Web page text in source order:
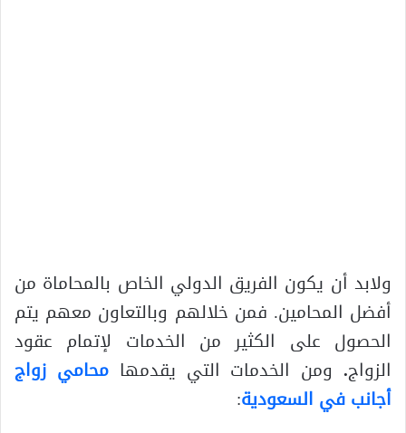
ولابد أن يكون الفريق الدولي الخاص بالمحاماة من
أفضل المحامين. فمن خلالهم وبالتعاون معهم يتم
الحصول على الكثير من الخدمات لإتمام عقود
الزواج.ومن الخدمات التي يقدمهامحامي زواج
أجانب في السعودية: